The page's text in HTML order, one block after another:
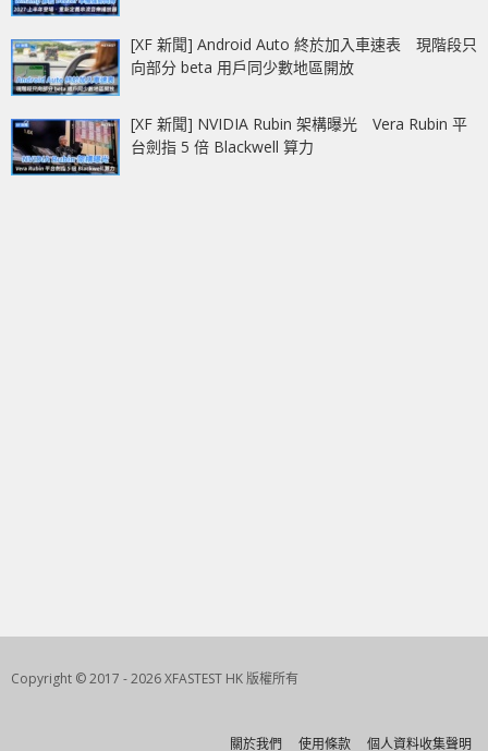
[XF 新聞] Android Auto 終於加入車速表 現階段只
向部分 beta 用戶同少數地區開放
[XF 新聞] NVIDIA Rubin 架構曝光 Vera Rubin 平
台劍指 5 倍 Blackwell 算力
Copyright © 2017 - 2026 XFASTEST HK 版權所有
關於我們 使用條款 個人資料收集聲明